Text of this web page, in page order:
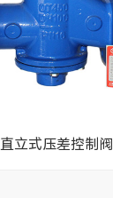
直立式压差控制阀